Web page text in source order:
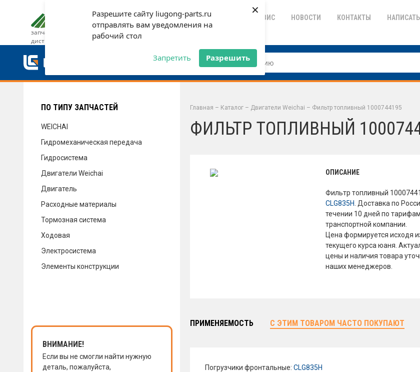
Разрешите сайту liugong-parts.ru
отправлять вам уведомления на
рабочий стол
Запретить Разрешить
×
запчасти от официального
дистрибьютора
ДОСТАВКА И ОПЛАТА ГАРАНТИЯ СЕРВИС НОВОСТИ КОНТАКТЫ
ДОСТАВКА И ОПЛАТА
СЕРВИС
ЗАКАЗАТЬ ЗВОНОК
ПО ТИПУ ЗАПЧАСТЕЙ
WEICHAI
Гидромеханическая передача
Гидросистема
Двигатели Weichai
Двигатель
Расходные материалы
Тормозная система
Ходовая
Электросистема
Элементы конструкции
ВНИМАНИЕ!
Если вы не смогли найти нужную
деталь, пожалуйста,
Главная – Каталог – Двигатели Weichai – Фильтр топливный 1000744195
ФИЛЬТР ТОПЛИВНЫЙ
ОПИСАНИЕ
Фильтр топливный
CLG835H . Доставка по
течении 10 дней по тарифам
транспортной компании.
Цена формируется исходя
текущего курса юаня.
цены и наличия товара
наших менеджеров.
ПРИМЕНЯЕМОСТЬ С ЭТИМ ТОВАРОМ ЧАСТО ПОКУПАЮТ
Погрузчики фронтальные: CLG835H